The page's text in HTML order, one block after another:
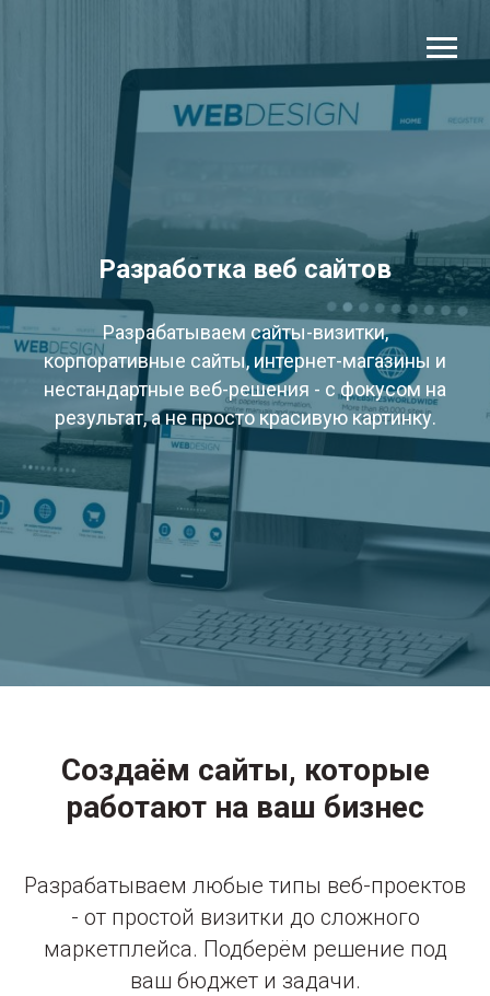
Разработка веб сайтов
Разрабатываем сайты-визитки,
корпоративные сайты, интернет-магазины и
нестандартные веб-решения - с фокусом на
результат, а не просто красивую картинку.
Создаём сайты, которые
работают на ваш бизнес
Разрабатываем любые типы веб-проектов
- от простой визитки до сложного
маркетплейса. Подберём решение под
ваш бюджет и задачи.